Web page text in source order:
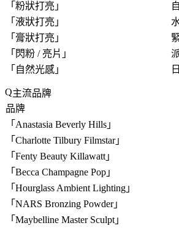
「 粉狀打亮 」
「 液狀打亮 」
「 膏狀打亮 」
「 閃粉 / 亮片 」
「 自然光感 」
主流品牌
品牌
「 Anastasia Beverly Hills 」
「 Charlotte Tilbury Filmstar」
「 Fenty Beauty Killawatt 」
「 Becca Champagne Pop 」
「 Hourglass Ambient Lighting 」
「 NARS Bronzing Powder」
「 Maybelline Master Sculpt 」